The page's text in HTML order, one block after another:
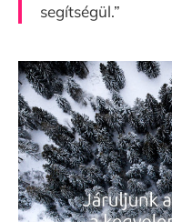
segítségül.”